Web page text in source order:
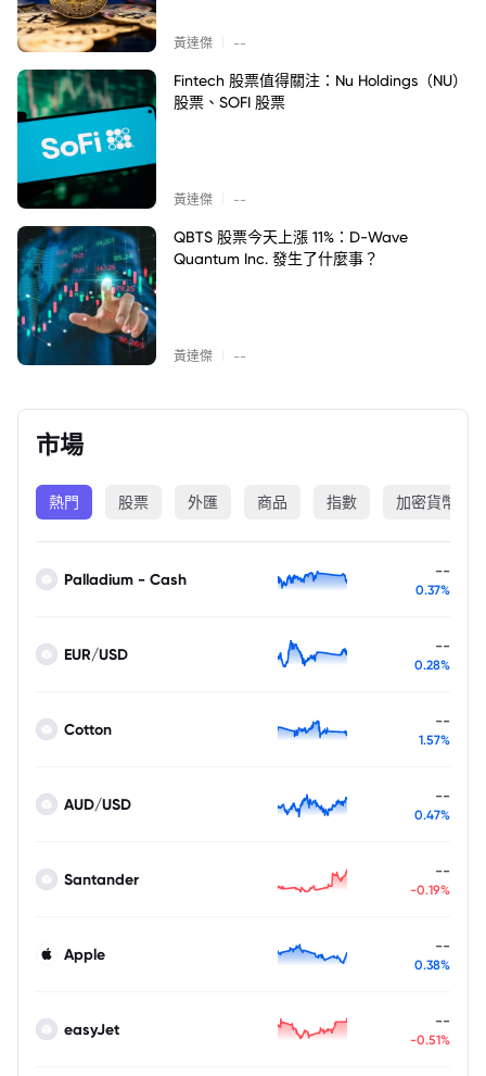
黃達傑 --
Fintech 股票值得關注：Nu Holdings（NU）
股票、SOFI 股票
黃達傑 --
QBTS 股票今天上漲 11%：D-Wave
Quantum Inc. 發生了什麼事？
黃達傑 --
市場
熱門 股票 外匯 商品 指數 加密貨幣
Palladium - Cash --
0.37%
EUR/USD --
0.28%
Cotton --
1.57%
AUD/USD --
0.47%
Santander --
-0.19%
Apple --
0.38%
easyJet --
-0.51%